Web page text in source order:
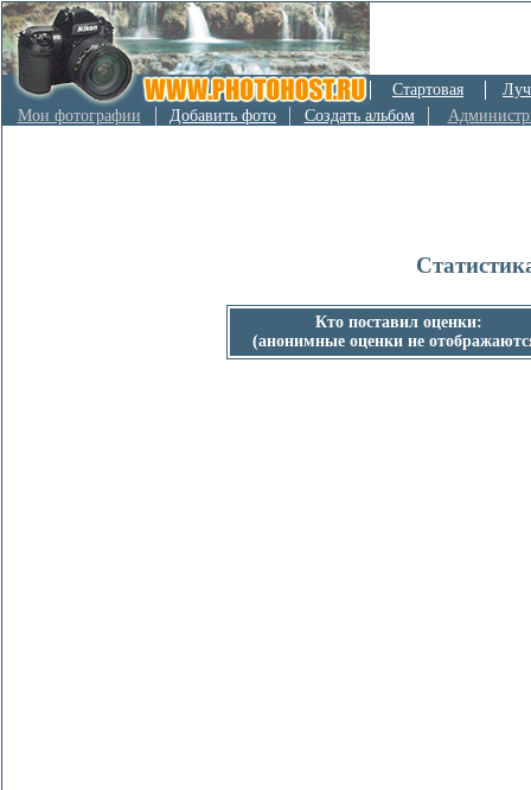
Стартовая
Мои фотографии
Добавить фото Создать альбом
Кто поставил оценки:
(анонимные оценки не